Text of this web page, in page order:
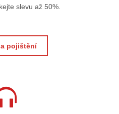
slevu až 50%.
pojištění